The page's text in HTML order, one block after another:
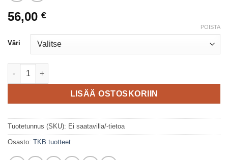
56,00 €
Väri
POISTA
TKB - Notebook määrä
LISÄÄ OSTOSKORIIN
Tuotetunnus (SKU): Ei saatavilla/-tietoa
Osasto: TKB tuotteet